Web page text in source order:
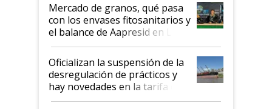
Mercado de granos, qué pasa
con los envases fitosanitarios y
el balance de Aapresid en La
Posta
Oficializan la suspensión de la
desregulación de prácticos y
hay novedades en la tarifa de
la hidrovía